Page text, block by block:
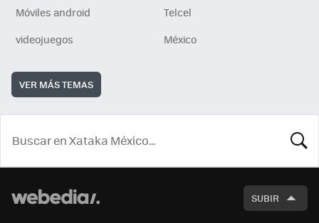
Móviles android
Telcel
videojuegos
México
VER MÁS TEMAS
SUBIR